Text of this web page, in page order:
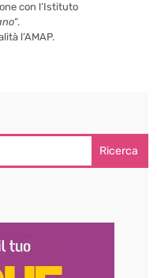
con l’Istituto
“.
l’AMAP.